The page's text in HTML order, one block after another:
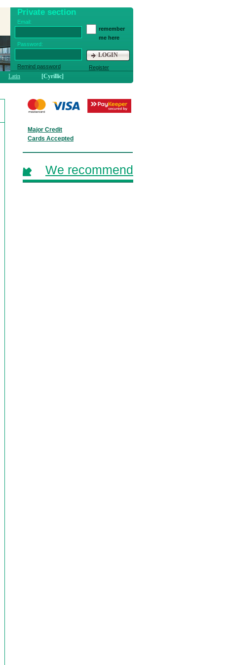
Private section
Email:
Password:
Remind password
remember
me here
LOGIN
Register
Latin [Cyrillic]
Major Credit
Cards Accepted
We recommend